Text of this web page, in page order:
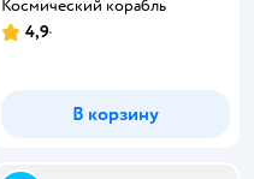
Космический корабль
Рейтинг:
4,9
В корзину